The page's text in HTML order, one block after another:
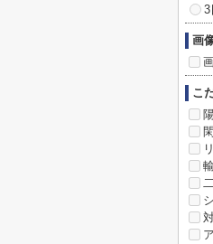
3
画
こ